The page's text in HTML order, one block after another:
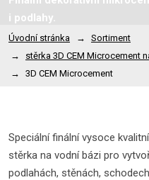
i podlahy.
Úvodní stránka
Sortiment
stěrka 3D CEM Microcement
3D CEM Microcement
Speciální finální vysoce
stěrka na vodní bázi pro
podlahách, stěnách,